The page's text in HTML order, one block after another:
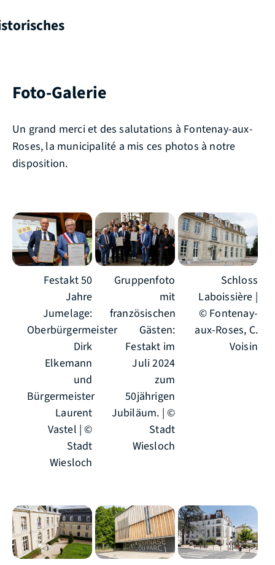
Foto-Galerie
Un grand merci et des salutations à Fontenay-aux-
Roses, la municipalité a mis ces photos à notre
disposition.
Festakt 50
Jahre
Jumelage:
Oberbürgermeister
Dirk
Elkemann
und
Bürgermeister
Laurent
Vastel | ©
Stadt
Wiesloch
Gruppenfoto
mit
französischen
Gästen:
Festakt im
Juli 2024
zum
50jährigen
Jubiläum. | ©
Stadt
Wiesloch
Schloss
Laboissière |
© Fontenay-
aux-Roses, C.
Voisin